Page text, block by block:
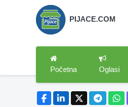
PIJACE.COM
Početna Oglasi